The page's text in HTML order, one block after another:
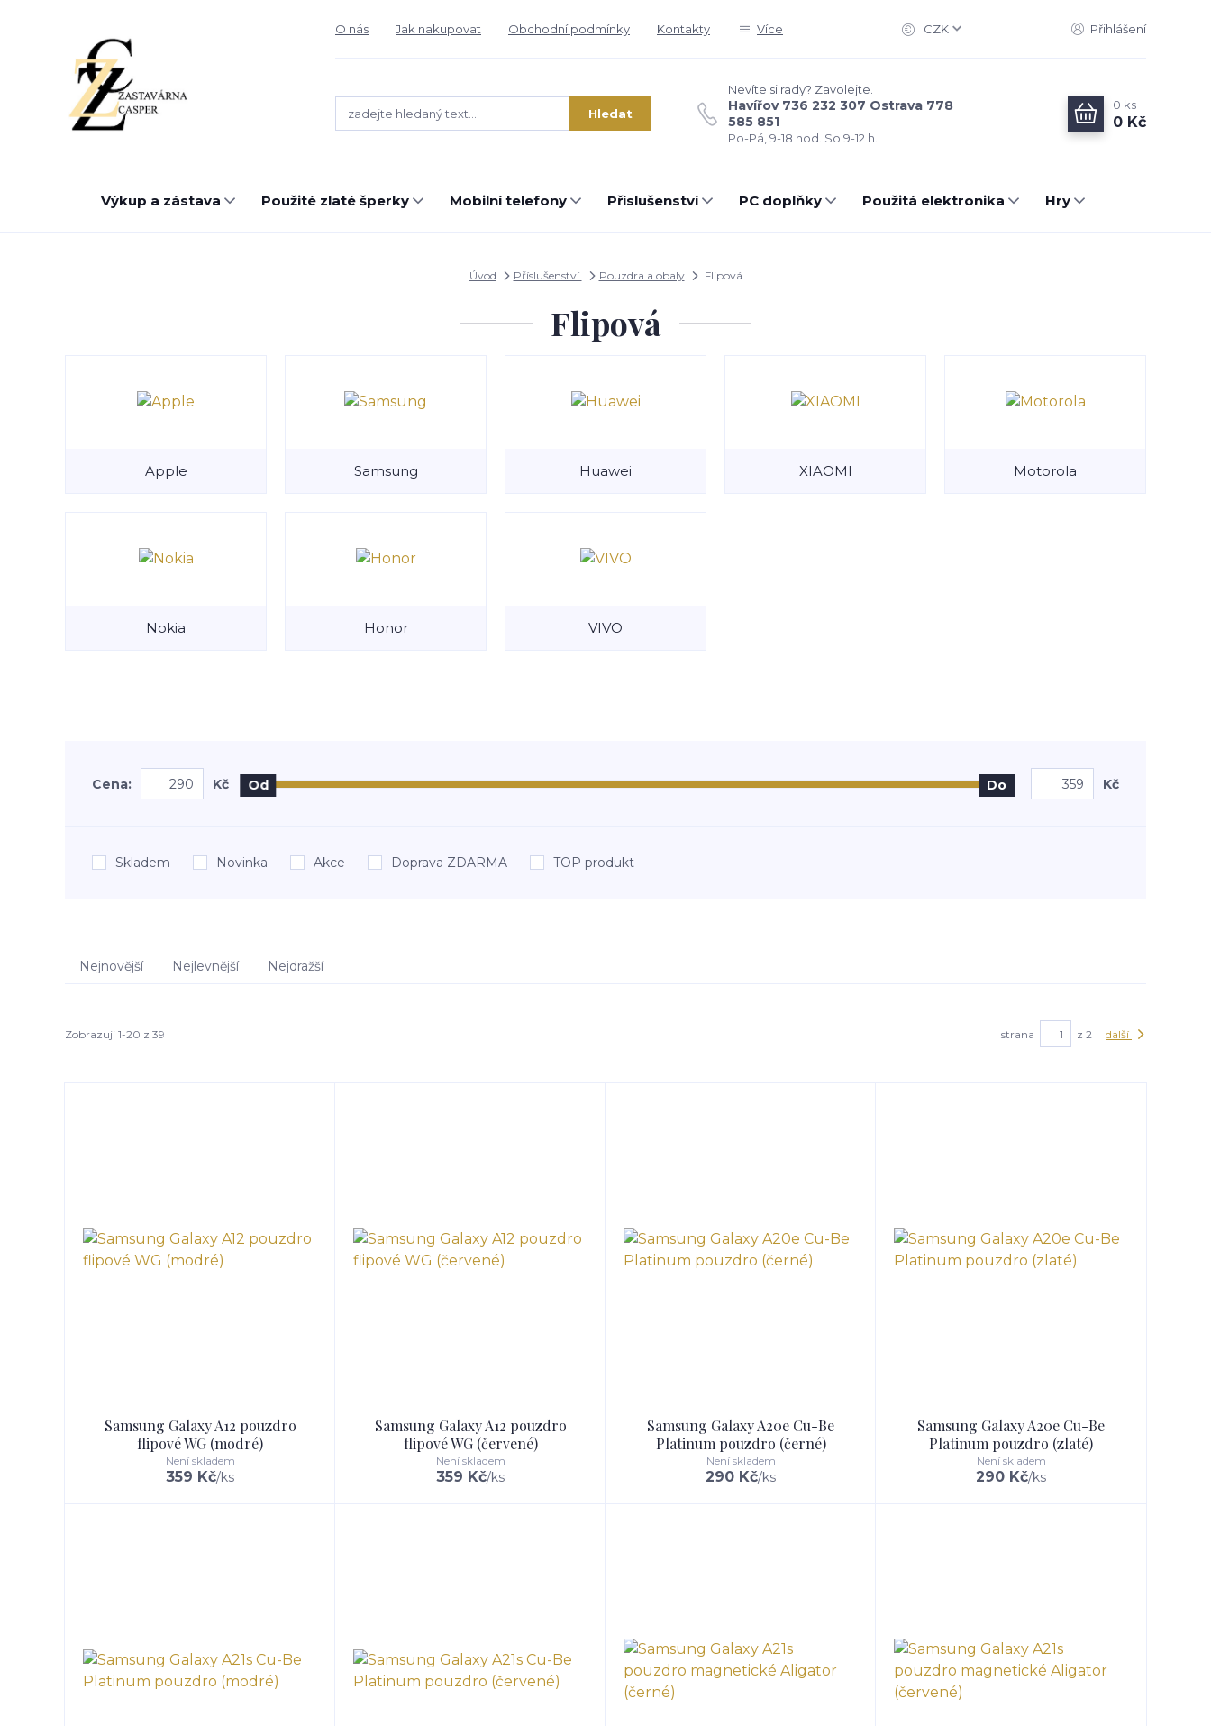
O nás Jak nakupovat Obchodní podmínky Kontakty Více CZK Přihlášení
Hledat
Nevíte si rady? Zavolejte.
Havířov 736 232 307 Ostrava 778
585 851
Po-Pá, 9-18 hod. So 9-12 h.
0 ks
0 Kč
Výkup a zástava Použité zlaté šperky Mobilní telefony Příslušenství PC doplňky Použitá elektronika Hry
Úvod Příslušenství Pouzdra a obaly Flipová
Flipová
Apple Samsung Huawei XIAOMI Motorola
Nokia Honor VIVO
Cena: Kč Od Do Kč
Skladem Novinka Akce Doprava ZDARMA TOP produkt
Nejnovější Nejlevnější Nejdražší
Zobrazuji 1-20 z 39 strana z 2 další
Samsung Galaxy A12 pouzdro
flipové WG (modré)
359 Kč/ks
Není skladem
Samsung Galaxy A12 pouzdro
flipové WG (červené)
359 Kč/ks
Není skladem
Samsung Galaxy A20e Cu-Be
Platinum pouzdro (černé)
290 Kč/ks
Není skladem
Samsung Galaxy A20e Cu-Be
Platinum pouzdro (zlaté)
290 Kč/ks
Není skladem